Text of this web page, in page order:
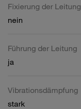
Fixierung der Leitung
nein
Führung der Leitung
ja
Vibrationsdämpfung
stark